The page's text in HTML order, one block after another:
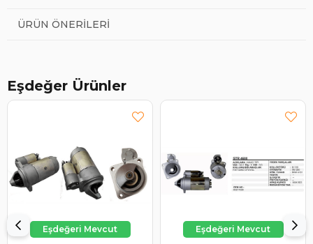
ÜRÜN ÖNERILERI
Eşdeğer Ürünler